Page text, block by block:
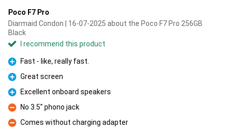
Poco F7 Pro
Diarmaid Condon | 16-07-2025 about the Poco F7 Pro 256GB
Black
I recommend this product
Pro
Fast - like, really fast.
Pro
Great screen
Pro
Excellent onboard speakers
Con
No 3.5" phono jack
Con
Comes without charging adapter